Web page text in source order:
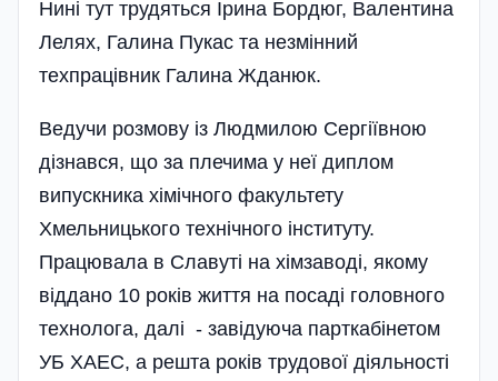
Нині тут трудяться Ірина Бордюг, Валентина
Лелях, Галина Пукас та незмін­ний
техпрацівник Галина Жданюк.
Ведучи розмову із Людмилою Сергіївною
дізнався, що за плечима у неї диплом
випускника хіміч­ного факультету
Хмельницького техніч­ного інституту.
Працювала в Славуті на хімзаводі, якому
віддано 10 років життя на посаді головного
технолога, далі - завідуюча парткабінетом
УБ ХАЕС, а решта років трудової діяльності